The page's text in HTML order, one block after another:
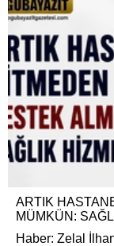
ARTIK
MÜMKÜN:
Haber: Zelal